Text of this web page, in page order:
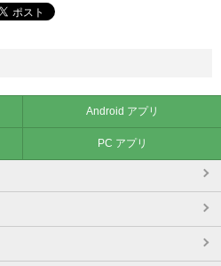
Android アプリ
PC アプリ